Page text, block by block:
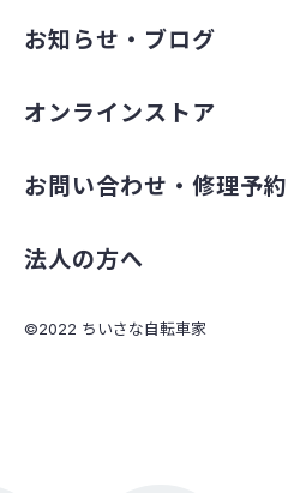
お知らせ・ブログ
オンラインストア
お問い合わせ・修理予約
法人の方へ
©2022 ちいさな自転車家